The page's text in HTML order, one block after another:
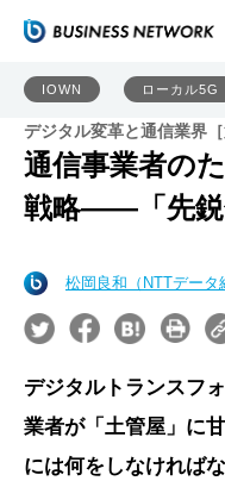
IOWN ローカル5G
デジタル変革と通信業界［
通信事業者の
戦略――「先鋭
松岡良和（NTTデータ
デジタルトランスフ
業者が「土管屋」に
には何をしなければ